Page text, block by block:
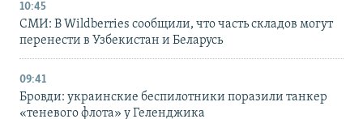
10:45
СМИ: В Wildberries сообщили, что часть складов могут
перенести в Узбекистан и Беларусь
09:41
Бровди: украинские беспилотники поразили танкер
«теневого флота» у Геленджика